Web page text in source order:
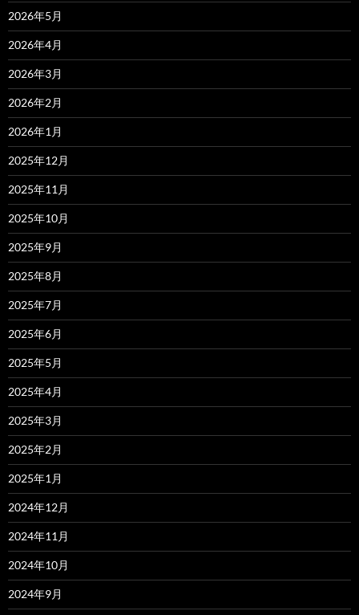
2026年5月
2026年4月
2026年3月
2026年2月
2026年1月
2025年12月
2025年11月
2025年10月
2025年9月
2025年8月
2025年7月
2025年6月
2025年5月
2025年4月
2025年3月
2025年2月
2025年1月
2024年12月
2024年11月
2024年10月
2024年9月